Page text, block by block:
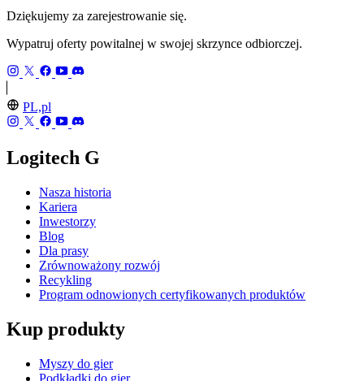
Dziękujemy za zarejestrowanie się.
Wypatruj oferty powitalnej w swojej skrzynce odbiorczej.
PL,pl
Logitech G
Nasza historia
Kariera
Inwestorzy
Blog
Dla prasy
Zrównoważony rozwój
Recykling
Program odnowionych certyfikowanych produktów
Kup produkty
Myszy do gier
Podkładki do gier